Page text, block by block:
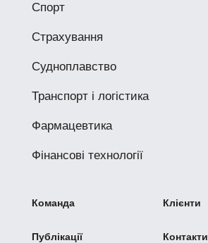
Спорт
Страхування
Судноплавство
Транспорт і логістика
Фармацевтика
Фінансові технології
Команда Клієнти
Публікації Контакти